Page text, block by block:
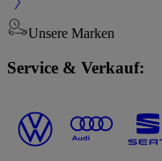
Unsere Marken
Service & Verkauf: